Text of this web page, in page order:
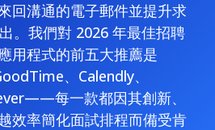
回溝通的電子郵件並提升求
。我們對 2026 年最佳招聘
用程式的前五大推薦是
、Calendly、
每一款都因其創新、
效率簡化面試排程而備受肯